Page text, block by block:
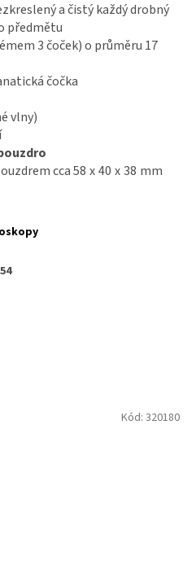
a čistý každý drobný
předmětu
3 čoček) o průměru 17
čočka
vlny)
cca58 x 40 x 38 mm
Kód: 320180